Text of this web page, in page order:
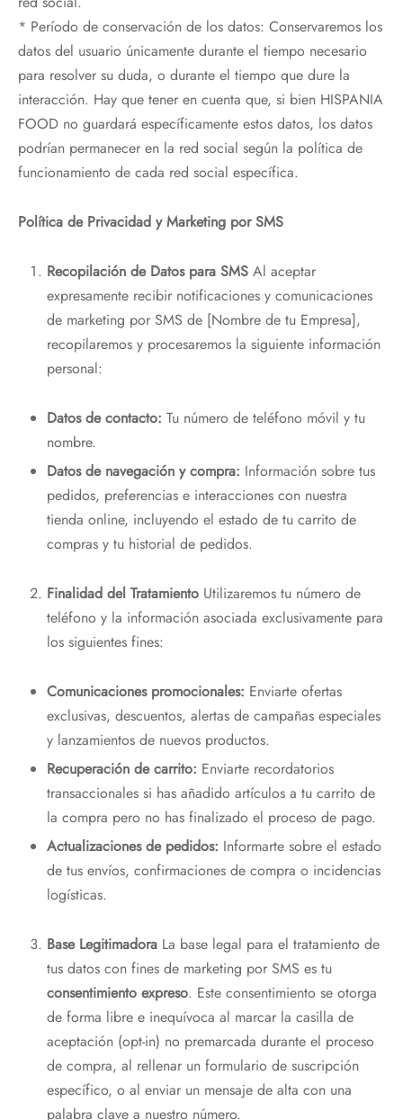
* Período de conservación de los datos: Conservaremos los
datos del usuario únicamente durante el tiempo necesario
para resolver su duda, o durante el tiempo que dure la
interacción. Hay que tener en cuenta que, si bien HISPANIA
FOOD no guardará específicamente estos datos, los datos
podrían permanecer en la red social según la política de
funcionamiento de cada red social específica.
Política de Privacidad y Marketing por SMS
Recopilación de Datos para SMSAl aceptar
expresamente recibir notificaciones y comunicaciones
de marketing por SMS de [Nombre de tu Empresa],
recopilaremos y procesaremos la siguiente información
personal:
Datos de contacto: Tu número de teléfono móvil y tu
nombre.
Datos de navegación y compra: Información sobre tus
pedidos, preferencias e interacciones con nuestra
tienda online, incluyendo el estado de tu carrito de
compras y tu historial de pedidos.
Finalidad del TratamientoUtilizaremos tu número de
teléfono y la información asociada exclusivamente para
los siguientes fines:
Comunicaciones promocionales: Enviarte ofertas
exclusivas, descuentos, alertas de campañas especiales
y lanzamientos de nuevos productos.
Recuperación de carrito: Enviarte recordatorios
transaccionales si has añadido artículos a tu carrito de
la compra pero no has finalizado el proceso de pago.
Actualizaciones de pedidos: Informarte sobre el estado
de tus envíos, confirmaciones de compra o incidencias
logísticas.
Base LegitimadoraLa base legal para el tratamiento de
tus datos con fines de marketing por SMS es tu
consentimiento expreso. Este consentimiento se otorga
de forma libre e inequívoca al marcar la casilla de
aceptación (opt-in) no premarcada durante el proceso
de compra, al rellenar un formulario de suscripción
específico, o al enviar un mensaje de alta con una
palabra clave a nuestro número.